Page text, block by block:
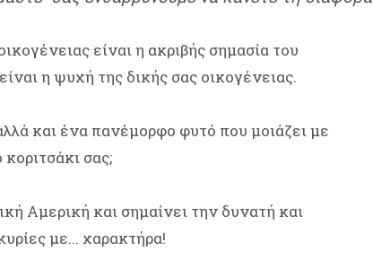
είναι η ακριβής σημασία του
η ψυχή της δικής σας οικογένειας.
και ένα πανέμορφο φυτό που μοιάζει με
σας;
Αμερική και σημαίνει την δυνατή και
με... χαρακτήρα!